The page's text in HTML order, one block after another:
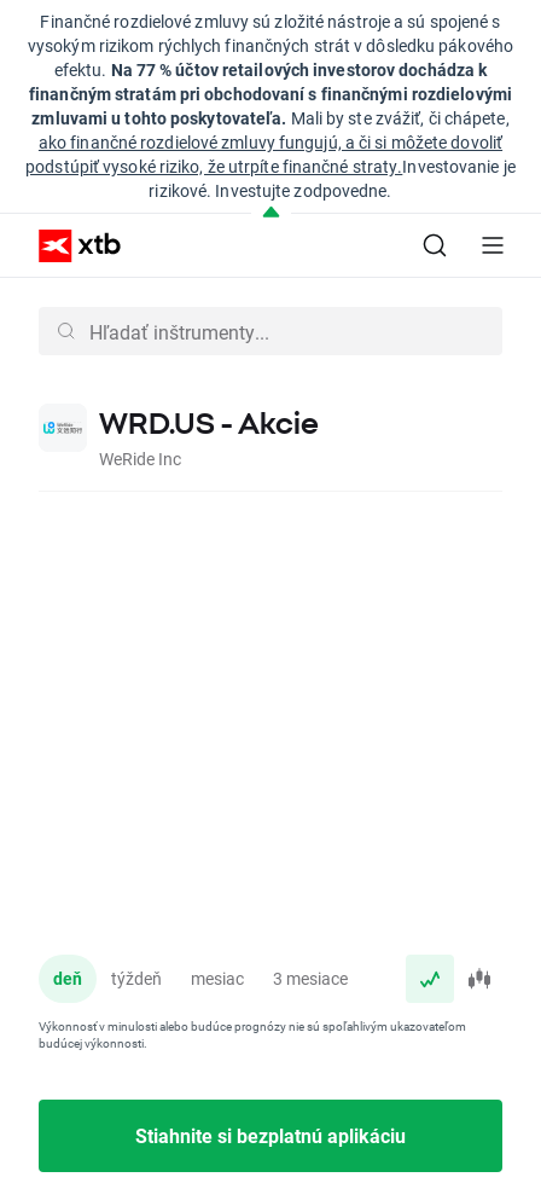
Finančné rozdielové zmluvy sú zložité nástroje a sú spojené s
vysokým rizikom rýchlych finančných strát v dôsledku pákového
efektu. Na 77 % účtov retailových investorov dochádza k
finančným stratám pri obchodovaní s finančnými rozdielovými
zmluvami u tohto poskytovateľa. Mali by ste zvážiť, či chápete,
ako finančné rozdielové zmluvy fungujú, a či si môžete dovoliť
podstúpiť vysoké riziko, že utrpíte finančné straty.Investovanie je
rizikové. Investujte zodpovedne.
WRD.US - Akcie
WeRide Inc
deň týždeň mesiac 3 mesiace
Výkonnosť v minulosti alebo budúce prognózy nie sú spoľahlivým ukazovateľom
budúcej výkonnosti.
Stiahnite si bezplatnú aplikáciu